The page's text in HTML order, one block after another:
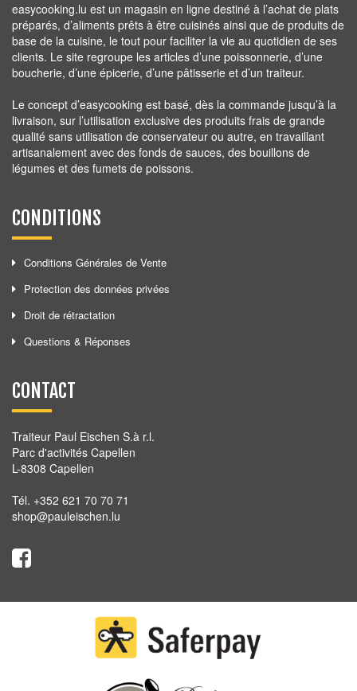
easycooking.lu est un magasin en ligne destiné à l’achat de plats
préparés, d’aliments prêts à être cuisinés ainsi que de produits de
base de la cuisine, le tout pour faciliter la vie au quotidien de ses
clients. Le site regroupe les articles d’une poissonnerie, d’une
boucherie, d’une épicerie, d’une pâtisserie et d’un traiteur.
Le concept d’easycooking est basé, dès la commande jusqu’à la
livraison, sur l’utilisation exclusive des produits frais de grande
qualité sans utilisation de conservateur ou autre, en travaillant
artisanalement avec des fonds de sauces, des bouillons de
légumes et des fumets de poissons.
CONDITIONS
Conditions Générales de Vente
Protection des données privées
Droit de rétractation
Questions & Réponses
CONTACT
Traiteur Paul Eischen S.à r.l.
Parc d'activités Capellen
L-8308 Capellen
Tél. +352 621 70 70 71
shop@pauleischen.lu